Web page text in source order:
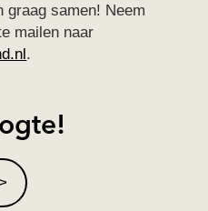
graag samen! Neem
mailen naar
.